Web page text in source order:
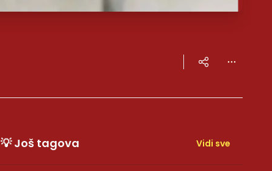
💡 Još tagova Vidi sve